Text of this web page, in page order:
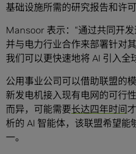
基础设施所需的研究报告和许可
Mansoor 表示：“通过共同开
并与电力行业合作来部署针对
我们可以更快速地将 AI 引入全
公用事业公司可以借助联盟的
新发电机接入现有电网的可行
而异，可能需要长达四年时间
析的 AI 智能体，该联盟希望能
一。